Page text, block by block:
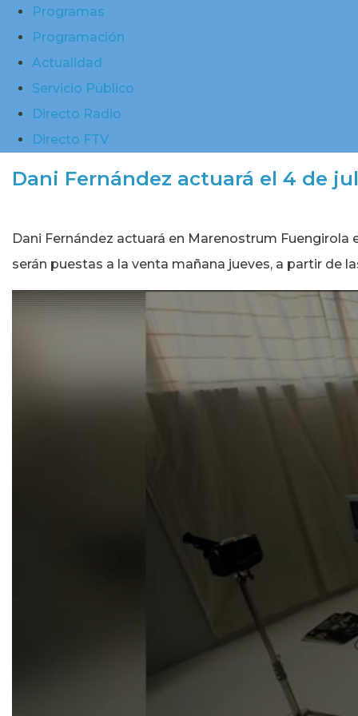
Programas
Programación
Actualidad
Servicio Público
Directo Radio
Directo FTV
Dani Fernández actuará el 4 de
Dani Fernández actuará en Marenostrum Fuengirola
serán puestas a la venta mañana jueves, a partir de